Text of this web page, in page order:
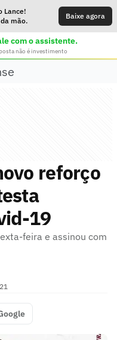
Lance!
mão.
Baixe agora
com o assistente.
não é investimento
reforço
19
feira e assinou com